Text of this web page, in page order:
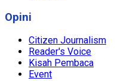
Opini
Citizen Journalism
Reader's Voice
Kisah Pembaca
Event